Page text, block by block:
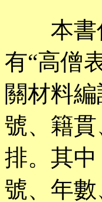
本書係
有“高僧
關材料
號、籍
排。其
號、年